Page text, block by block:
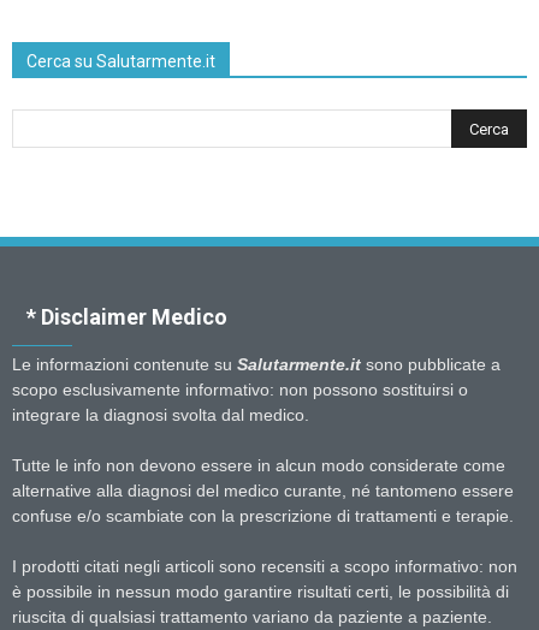
Cerca su Salutarmente.it
* Disclaimer Medico
Le informazioni contenute su Salutarmente.it sono pubblicate a
scopo esclusivamente informativo: non possono sostituirsi o
integrare la diagnosi svolta dal medico.
Tutte le info non devono essere in alcun modo considerate come
alternative alla diagnosi del medico curante, né tantomeno essere
confuse e/o scambiate con la prescrizione di trattamenti e terapie.
I prodotti citati negli articoli sono recensiti a scopo informativo: non
è possibile in nessun modo garantire risultati certi, le possibilità di
riuscita di qualsiasi trattamento variano da paziente a paziente.